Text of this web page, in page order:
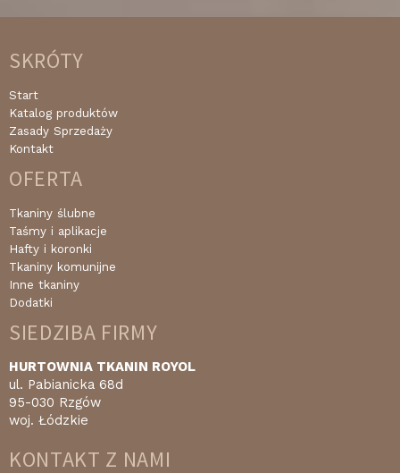
SKRÓTY
Start
Katalog produktów
Zasady Sprzedaży
Kontakt
OFERTA
Tkaniny ślubne
Taśmy i aplikacje
Hafty i koronki
Tkaniny komunijne
Inne tkaniny
Dodatki
SIEDZIBA FIRMY
HURTOWNIA TKANIN ROYOL
ul. Pabianicka 68d
95-030 Rzgów
woj. Łódzkie
KONTAKT Z NAMI